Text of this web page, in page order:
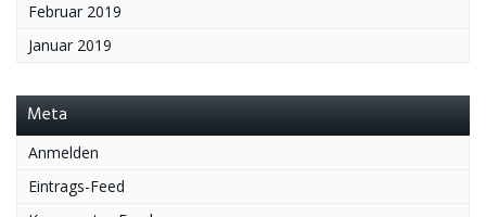
Februar 2019
Januar 2019
Meta
Anmelden
Eintrags-Feed